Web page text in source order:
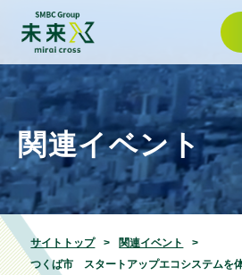
関連イベント
サイトトップ
関連イベント